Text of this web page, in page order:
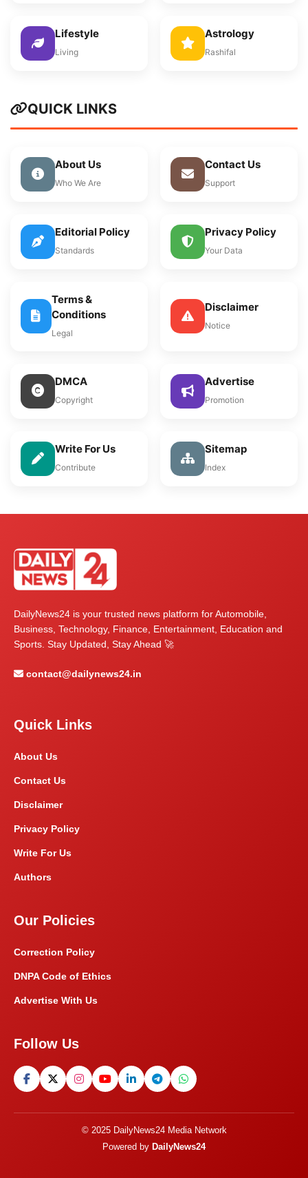
Lifestyle
Living
Astrology
Rashifal
QUICK LINKS
About Us
Who We Are
Contact Us
Support
Editorial Policy
Standards
Privacy Policy
Your Data
Terms &
Conditions
Legal
Disclaimer
Notice
DMCA
Copyright
Advertise
Promotion
Write For Us
Contribute
Sitemap
Index
DailyNews24 is your trusted news platform for Automobile,
Business, Technology, Finance, Entertainment, Education and
Sports. Stay Updated, Stay Ahead 🚀
contact@dailynews24.in
Quick Links
About Us
Contact Us
Disclaimer
Privacy Policy
Write For Us
Authors
Our Policies
Correction Policy
DNPA Code of Ethics
Advertise With Us
Follow Us
© 2025 DailyNews24 Media Network
Powered by DailyNews24